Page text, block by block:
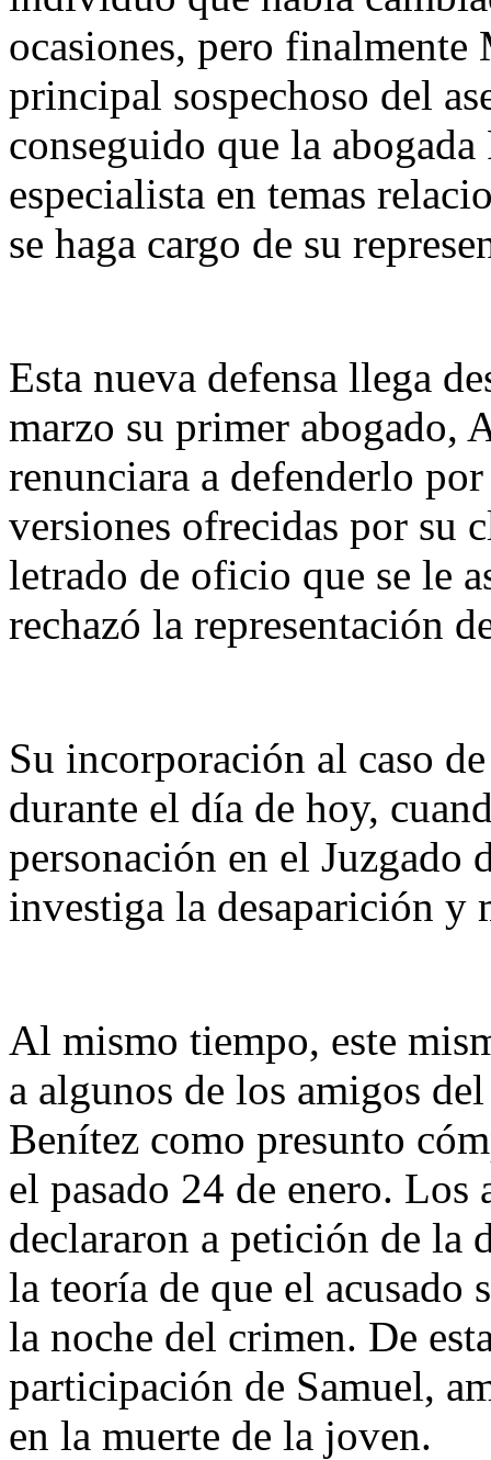
ocasiones, pero finalmente
principal sospechoso del
conseguido que la
especialista en temas
se haga cargo de su
Esta nueva defensa llega
marzo su primer abogado,
renunciara a defenderlo
versiones ofrecidas por su
letrado de oficio que se le
rechazó la representación
Su incorporación al caso
durante el día de hoy,
personación en el Juzgado
investiga la desaparición y
Al mismo tiempo, este
a algunos de los amigos
Benítez como presunto
el pasado 24 de enero.
declararon a petición de la
la teoría de que el acusado
la noche del crimen. De
participación de Samuel,
en la muerte de la joven.